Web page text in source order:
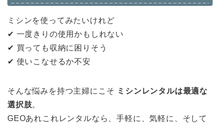
ミシンを使ってみたいけれど
✔︎ 一度きりの使用かもしれない
✔︎ 買っても収納に困りそう
✔︎ 使いこなせるか不安
そんな悩みを持つ主婦にこそ ミシンレンタルは最適な
選択肢。
GEOあれこれレンタルなら、手軽に、気軽に、そして